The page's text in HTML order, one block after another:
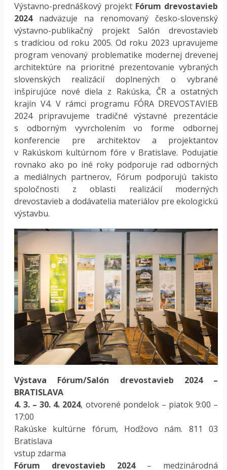
Výstavno-prednáškový projekt Fórum drevostavieb
2024nadväzuje na renomovaný česko-slovenský
výstavno-publikačný projekt Salón drevostavieb
s tradíciou od roku 2005. Od roku 2023 upravujeme
program venovaný problematike modernej drevenej
architektúre na prioritné prezentovanie vybraných
slovenských realizácií doplnených o vybrané
inšpirujúce nové diela z Rakúska, ČR a ostatných
krajín V4. V rámci programu FÓRA DREVOSTAVIEB
2024 pripravujeme tradičné výstavné prezentácie
s odborným vyvrcholením vo forme odbornej
konferencie pre architektov a projektantov
v Rakúskom kultúrnom fóre v Bratislave. Podujatie
rovnako ako po iné roky podporuje rad odborných
a mediálnych partnerov, Fórum podporujú takisto
spoločnosti z oblasti realizácií moderných
drevostavieb a dodávatelia materiálov pre ekologickú
výstavbu.
Výstava Fórum/Salón drevostavieb 2024 –
BRATISLAVA
4. 3. – 30. 4. 2024, otvorené pondelok – piatok 9:00 –
17:00
Rakúske kultúrne fórum, Hodžovo nám. 811 03
Bratislava
vstup zdarma
Fórum drevostavieb 2024– medzinárodná